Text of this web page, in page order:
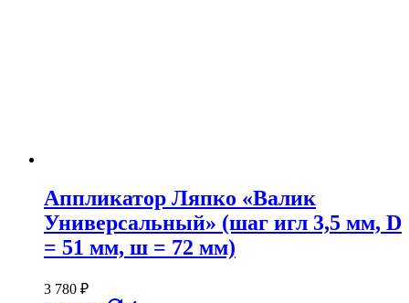
Аппликатор Ляпко «Валик
Универсальный» (шаг игл 3,5 мм, D
= 51 мм, ш = 72 мм)
3 780 ₽